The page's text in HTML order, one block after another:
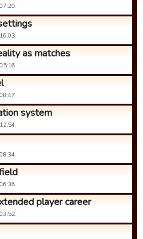
as matches
system
player career